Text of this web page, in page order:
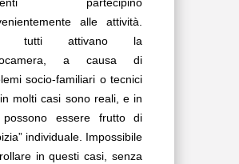
alle attività.
tutti attivano la
a causa di
socio-familiari o tecnici
molti casi sono reali, e in
possono essere frutto di
individuale. Impossibile
in questi casi, senza